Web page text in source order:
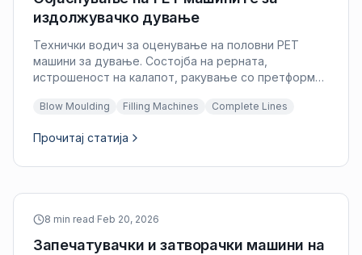
издолжувачко дување
Технички водич за оценување на половни PET
машини за дување. Состојба на рерната,
истрошеност на калапот, ракување со претформа,
Blow Moulding Filling Machines Complete Lines
Прочитај статија
8 min read·Feb 20, 2026
Запечатувачки и затворачки машини на